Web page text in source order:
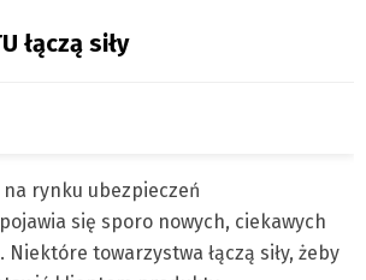
łączą siły
rynku ubezpieczeń
się sporo nowych, ciekawych
towarzystwa łączą siły, żeby